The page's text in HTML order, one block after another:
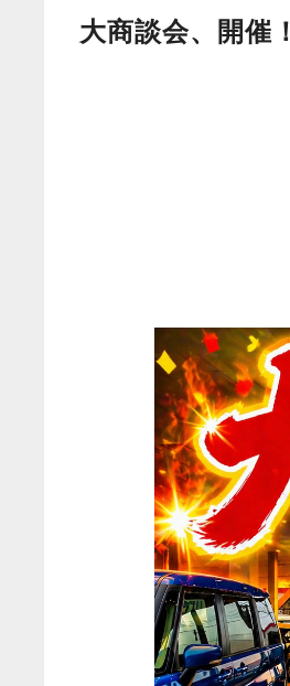
大商談会、開催！